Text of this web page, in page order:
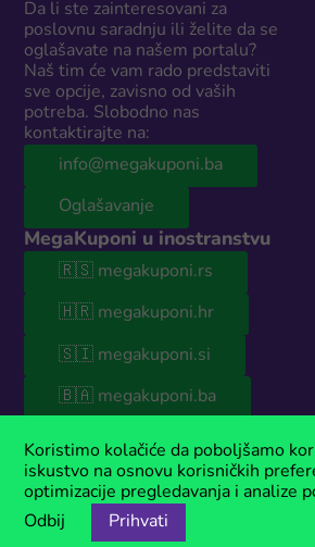
Da li ste zainteresovani za
poslovnu saradnju ili želite da se
oglašavate na našem portalu?
Naš tim će vam rado predstaviti
sve opcije, zavisno od vaših
potreba. Slobodno nas
kontaktirajte na:
info@megakuponi.ba
Oglašavanje
MegaKuponi u inostranstvu
🇷🇸 megakuponi.rs
🇭🇷 megakuponi.hr
🇸🇮 megakuponi.si
🇧🇦 megakuponi.ba
Naš sajt sadrži sponzorisani sadržaj. Ako
je da ćemo u nekim slučajevima zaraditi malu
je registrovani zaštitni znak kompanije Anima
Koristimo kolačiće da poboljšamo
iskustvo na osnovu korisničkih
optimizacije pregledavanja i analize
Odbij
Prihvati